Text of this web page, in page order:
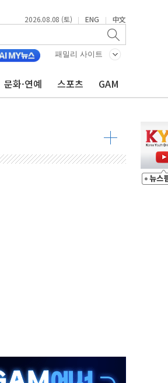
2026.08.08 (토) | ENG | 中文
패밀리 사이트
문화·연예 스포츠 GAM
원 '총력'
피해·통제구간 없어
청래 42.08%
43.27% 송영길 11.63%
22개 과제 손본다
로 목소리 내야"
신경전 고조